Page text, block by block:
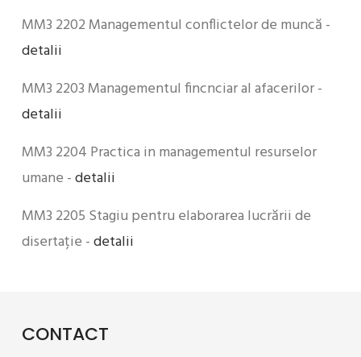
MM3 2202 Managementul conflictelor de muncă -
detalii
MM3 2203 Managementul fincnciar al afacerilor -
detalii
MM3 2204 Practica in managementul resurselor
umane -detalii
MM3 2205 Stagiu pentru elaborarea lucrării de
disertație -detalii
CONTACT